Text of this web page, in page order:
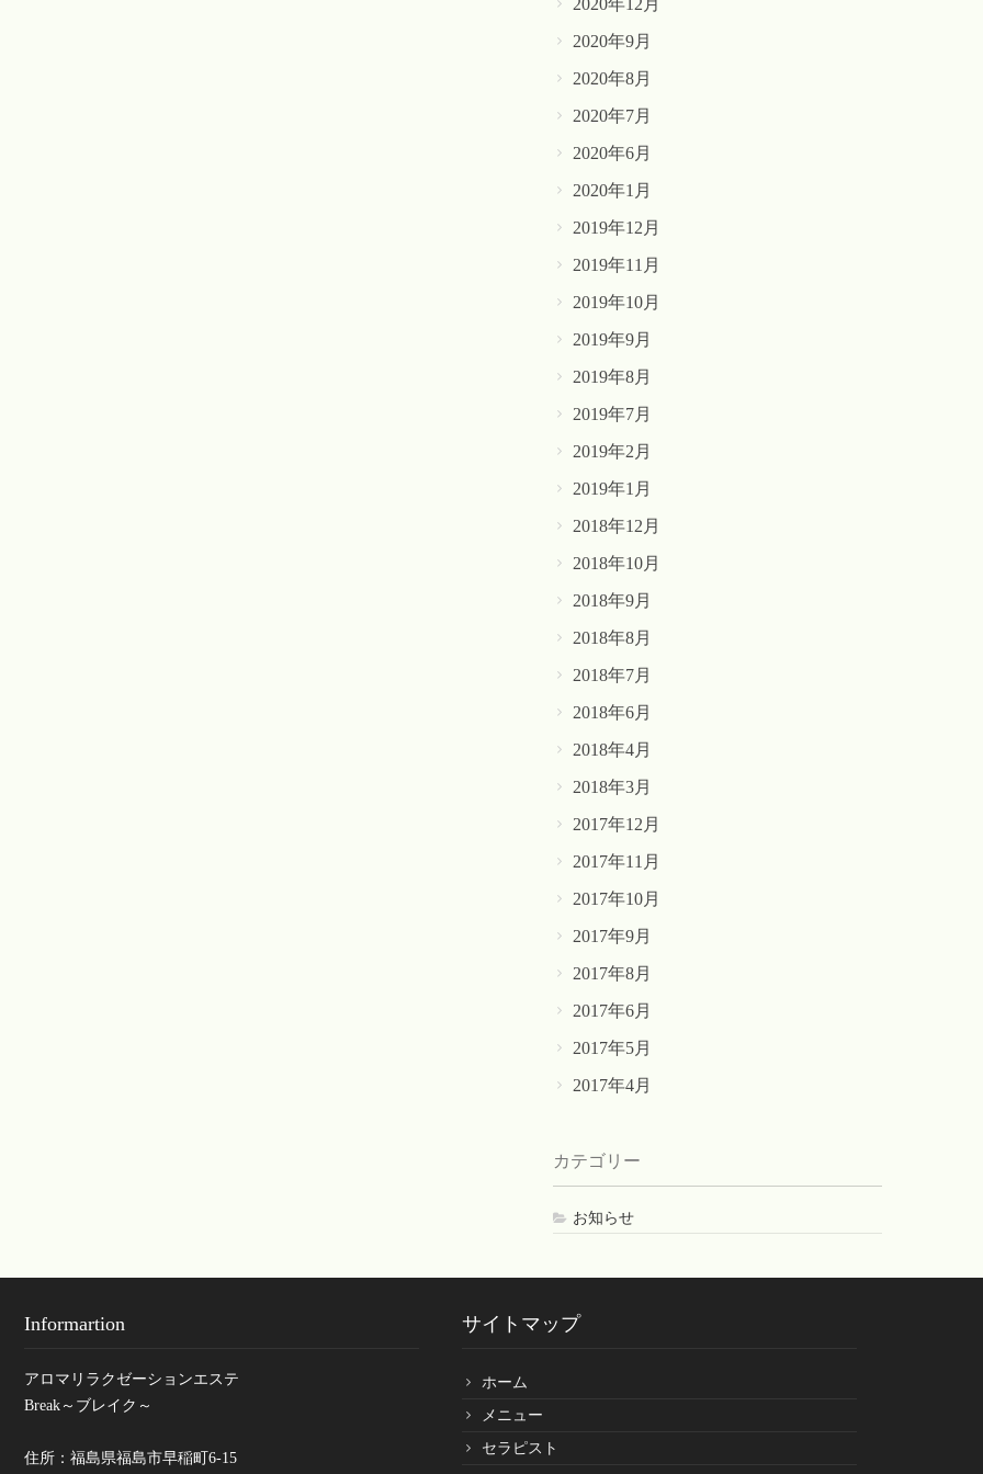
2020年12月
2020年9月
2020年8月
2020年7月
2020年6月
2020年1月
2019年12月
2019年11月
2019年10月
2019年9月
2019年8月
2019年7月
2019年2月
2019年1月
2018年12月
2018年10月
2018年9月
2018年8月
2018年7月
2018年6月
2018年4月
2018年3月
2017年12月
2017年11月
2017年10月
2017年9月
2017年8月
2017年6月
2017年5月
2017年4月
カテゴリー
お知らせ
Informartion
アロマリラクゼーションエステ
Break～ブレイク～
住所：福島県福島市早稲町6-15
サイトマップ
ホーム
メニュー
セラピスト